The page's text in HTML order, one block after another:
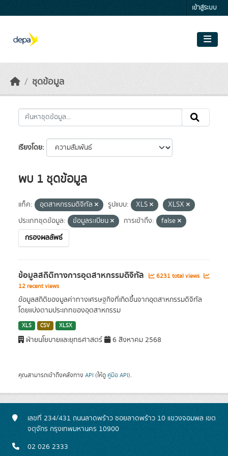
เข้าสู่ระบบ
ชุดข้อมูล
เรียงโดย
พบ 1 ชุดข้อมูล
แท็ค: อุตสาหกรรมดิจิทัล รูปแบบ: XLS
XLSX
ประเภทชุดข้อมูล:
ข้อมูลระเบียน การเข้าถึง:
false
กรองผลลัพธ์
ข้อมูลสถิติทางการอุตสาหกรรมดิจิทัล
6231 total views
12 recent views
ข้อมูลสถิติของมูลค่าทางเศรษฐกิจที่เกิดขึ้นจากอุตสาหกรรมดิจิทัล
โดยแบ่งตามประเภทของอุตสาหกรรม
XLS CSV XLSX
ฝ่ายนโยบายและยุทธศาสตร์ 6 สิงหาคม 2568
คุณสามารถเข้าถึงคลังทาง API (ให้ดู คู่มือ API).
เลขที่ 234/431 ถนนลาดพร้าว ซอยลาดพร้าว 10 แขวงจอมพล เขต
จตุจักร กรุงเทพมหานคร 10900
02 026 2333